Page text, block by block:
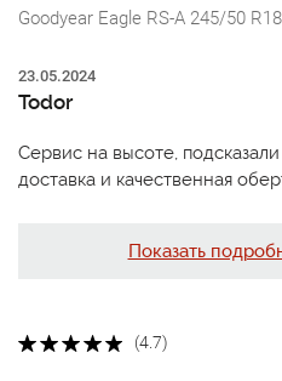
Goodyear Eagle RS-A 245/50
23.05.2024
Todor
Сервис на высоте,
доставка и качественная
Показать
(4.7)